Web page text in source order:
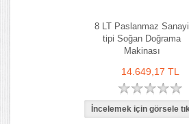
8 LT Paslanmaz Sanayi
tipi Soğan Doğrama
Makinası
14.649,17 TL